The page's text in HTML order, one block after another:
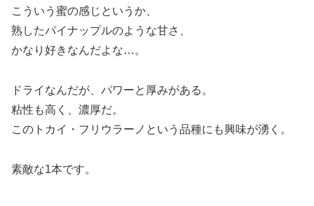
こういう蜜の感じというか、
熟したパイナップルのような甘さ、
かなり好きなんだよな…。
ドライなんだが、パワーと厚みがある。
粘性も高く、濃厚だ。
このトカイ・フリウラーノという品種にも興味が湧く。
素敵な1本です。